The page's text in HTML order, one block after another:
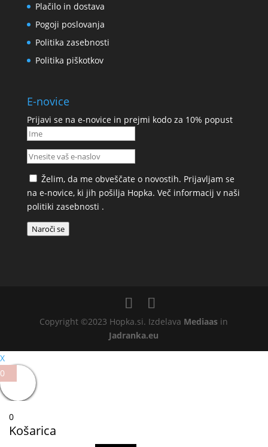
Plačilo in dostava
Pogoji poslovanja
Politika zasebnosti
Politika piškotkov
E-novice
Prijavi se na e-novice in prejmi kodo za 10% popust
Želim, da me obveščate o novostih. Prijavljam se
na e-novice, ki jih pošilja Hopka. Več informacij v naši
politiki zasebnosti .
Naroči se
Copyright ©2023 Hopka.si. Izdelava Mediaas in
Jadranka.eu
X
0
0
Košarica